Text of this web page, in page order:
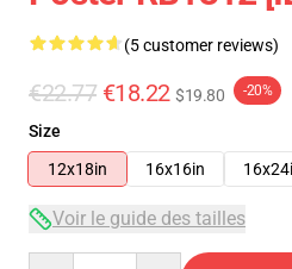
(5 customer reviews)
€22.77 €18.22 $19.80 -20%
Size
12x18in
16x16in
Voir le guide des tailles